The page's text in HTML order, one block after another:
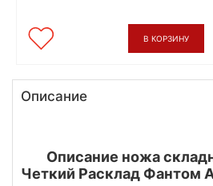
В КОРЗИНУ
Описание
Описание ножа
Четкий Расклад Фантом